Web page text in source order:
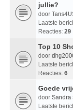
jullie?
door
Laatste
Reacties: 29
Top 10
door
Laatste
Reacties: 6
Goede
door Sandra
Laatste